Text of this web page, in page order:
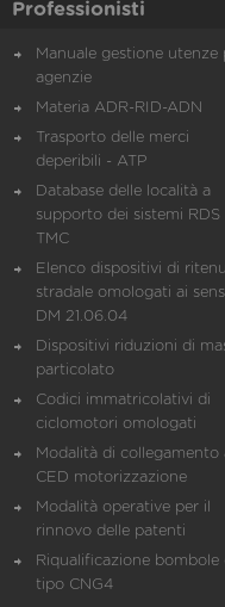
Professionisti
Manuale gestione utenze
agenzie
Materia ADR-RID-ADN
Trasporto delle merci
deperibili - ATP
Database delle località a
supporto dei sistemi RDS
TMC
Elenco dispositivi di
stradale omologati ai
DM 21.06.04
Dispositivi riduzioni di
particolato
Codici immatricolativi di
ciclomotori omologati
Modalità di collegamento
CED motorizzazione
Modalità operative per il
rinnovo delle patenti
Riqualificazione bombole
tipo CNG4